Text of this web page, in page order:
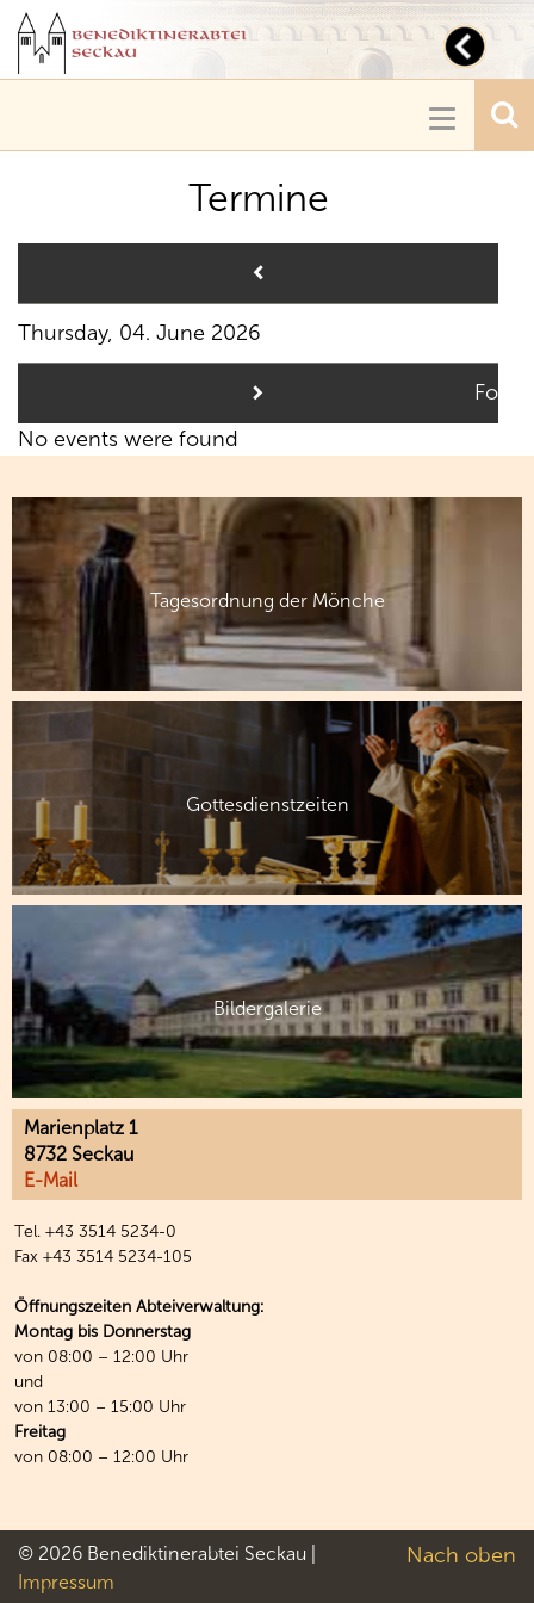
Toggle
Termine
Thursday, 04. June 2026
No events were found
Tagesordnung der Mönche
Gottesdienstzeiten
Bildergalerie
Marienplatz 1
8732 Seckau
E-Mail
Tel. +43 3514 5234-0
Fax +43 3514 5234-105
Öffnungszeiten Abteiverwaltung:
Montag bis Donnerstag
von 08:00 – 12:00 Uhr
und
von 13:00 – 15:00 Uhr
Freitag
von 08:00 – 12:00 Uhr
Nach oben
© 2026 Benediktinerabtei Seckau |
Impressum